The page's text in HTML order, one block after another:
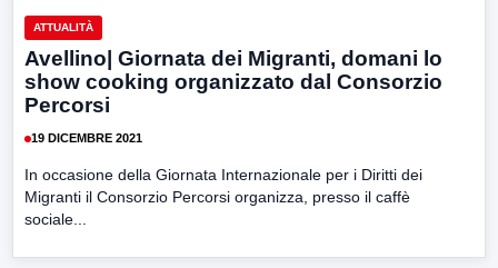
ATTUALITÀ
Avellino| Giornata dei Migranti, domani lo
show cooking organizzato dal Consorzio
Percorsi
19 DICEMBRE 2021
In occasione della Giornata Internazionale per i Diritti dei
Migranti il Consorzio Percorsi organizza, presso il caffè
sociale...